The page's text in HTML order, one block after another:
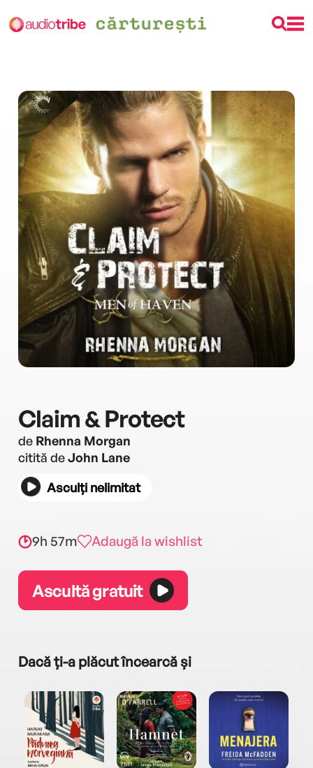
Claim & Protect
de Rhenna Morgan
citită deJohn Lane
Asculți nelimitat
9h 57m Adaugă la wishlist
Ascultă gratuit
Dacă ți-a plăcut încearcă și